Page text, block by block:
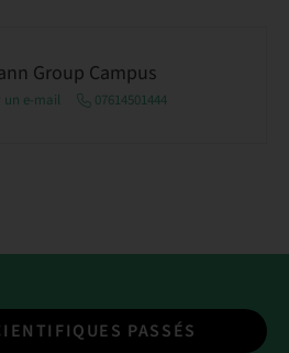
Group Campus
un e-mail 07614501444
PASSÉS